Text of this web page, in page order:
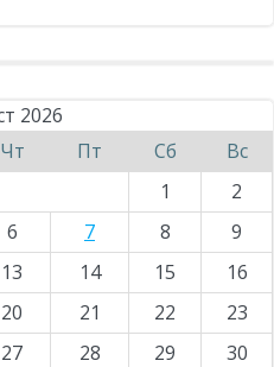
2026
Чт Пт Сб
Вс
1
2
6 7 8
9
13 14 15
16
20 21 22
23
27 28 29
30